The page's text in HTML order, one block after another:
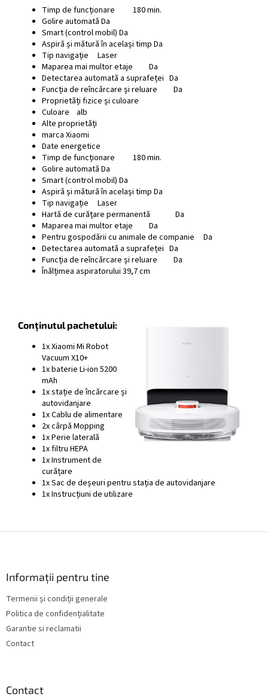
Timp de funcționare 180 min.
Golire automată Da
Smart (control mobil) Da
Aspiră și mătură în același timp Da
Tip navigație Laser
Maparea mai multor etaje Da
Detectarea automată a suprafeței Da
Funcția de reîncărcare și reluare Da
Proprietăți fizice și culoare
Culoare alb
Alte proprietăți
marca Xiaomi
Date energetice
Timp de funcționare 180 min.
Golire automată Da
Smart (control mobil) Da
Aspiră și mătură în același timp Da
Tip navigație Laser
Hartă de curățare permanentă Da
Maparea mai multor etaje Da
Pentru gospodării cu animale de companie Da
Detectarea automată a suprafeței Da
Funcția de reîncărcare și reluare Da
Înălțimea aspiratorului 39,7 cm
Conținutul pachetului:
1x Xiaomi Mi Robot
Vacuum X10+
1x baterie Li-ion 5200
mAh
1x stație de încărcare și
autovidanjare
1x Cablu de alimentare
2x cârpă Mopping
1x Perie laterală
1x filtru HEPA
1x Instrument de
curățare
1x Sac de deșeuri pentru stația de autovidanjare
1x Instrucțiuni de utilizare
Informații pentru tine
Termenii și condiții generale
Politica de confidențialitate
Garantie si reclamatii
Contact
Contact